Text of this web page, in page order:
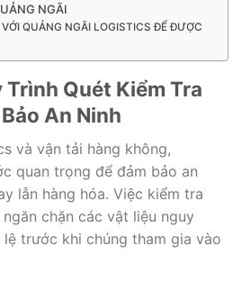
NGÃI
VỚI QUẢNG NGÃI LOGISTICS ĐỂ ĐƯỢC
Quét Kiểm Tra
An Ninh
và vận tải hàng không,
quan trọng để đảm bảo an
lẫn hàng hóa. Việc kiểm tra
chặn các vật liệu nguy
trước khi chúng tham gia vào